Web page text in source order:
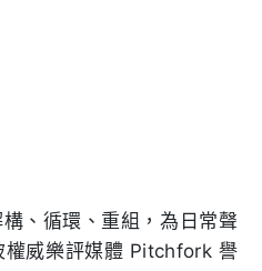
、循環、重組，為日常聲
權威樂評媒體 Pitchfork 譽